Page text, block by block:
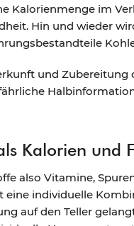
Kalorienmenge im
Hin und wieder
und
Kalorien und
also Vitamine,
individuelle
auf den Teller